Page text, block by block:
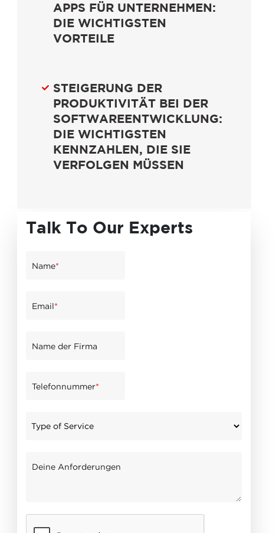
APPS FÜR UNTERNEHMEN:
DIE WICHTIGSTEN
VORTEILE
STEIGERUNG DER
PRODUKTIVITÄT BEI DER
SOFTWAREENTWICKLUNG:
DIE WICHTIGSTEN
KENNZAHLEN, DIE SIE
VERFOLGEN MÜSSEN
Talk To Our Experts
Name*
Email*
Name der Firma
Telefonnummer*
Deine Anforderungen